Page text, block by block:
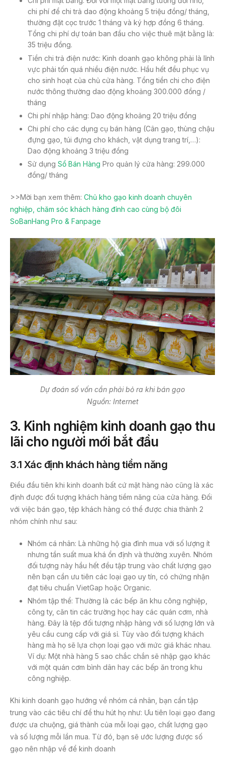
chi phí để chi trả dao động khoảng 5 triệu đồng/ tháng,
thường đặt cọc trước 1 tháng và ký hợp đồng 6 tháng.
Tổng chi phí dự toán ban đầu cho việc thuê mặt bằng là:
35 triệu đồng.
Tiền chi trả điện nước: Kinh doanh gạo không phải là lĩnh
vực phải tốn quá nhiều điện nước. Hầu hết đều phục vụ
cho sinh hoạt của chủ cửa hàng. Tổng tiền chi cho điện
nước thông thường dao động khoảng 300.000 đồng /
tháng
Chi phí nhập hàng: Dao động khoảng 20 triệu đồng
Chi phí cho các dụng cụ bán hàng (Cân gạo, thùng chậu
đựng gạo, túi đựng cho khách, vật dụng trang trí,…):
Dao động khoảng 3 triệu đồng
Sử dụng Sổ Bán Hàng Pro quản lý cửa hàng: 299.000
đồng/ tháng
>>Mời bạn xem thêm: Chủ kho gạo kinh doanh chuyên
nghiệp, chăm sóc khách hàng đỉnh cao cùng bộ đôi
SoBanHang Pro & Fanpage
Dự đoán số vốn cần phải bỏ ra khi bán gạo
Nguồn: Internet
3. Kinh nghiệm kinh doanh gạo thu
lãi cho người mới bắt đầu
3.1 Xác định khách hàng tiềm năng
Điều đầu tiên khi kinh doanh bất cứ mặt hàng nào cũng là xác
định được đối tượng khách hàng tiềm năng của cửa hàng. Đối
với việc bán gạo, tệp khách hàng có thể được chia thành 2
nhóm chính như sau:
Nhóm cá nhân: Là những hộ gia đình mua với số lượng ít
nhưng tần suất mua khá ổn định và thường xuyên. Nhóm
đối tượng này hầu hết đều tập trung vào chất lượng gạo
nên bạn cần ưu tiên các loại gạo uy tín, có chứng nhận
đạt tiêu chuẩn VietGap hoặc Organic.
Nhóm tập thể: Thường là các bếp ăn khu công nghiệp,
công ty, căn tin các trường học hay các quán cơm, nhà
hàng. Đây là tệp đối tượng nhập hàng với số lượng lớn và
yêu cầu cung cấp với giá sỉ. Tùy vào đối tượng khách
hàng mà họ sẽ lựa chọn loại gạo với mức giá khác nhau.
Ví dụ: Một nhà hàng 5 sao chắc chắn sẽ nhập gạo khác
với một quán cơm bình dân hay các bếp ăn trong khu
công nghiệp.
Khi kinh doanh gạo hướng về nhóm cá nhân, bạn cần tập
trung vào các tiêu chí để thu hút họ như: Ưu tiên loại gạo đang
được ưa chuộng, giá thành của mỗi loại gạo, chất lượng gạo
và số lượng mỗi lần mua. Từ đó, bạn sẽ ước lượng được số
gạo nên nhập về để kinh doanh